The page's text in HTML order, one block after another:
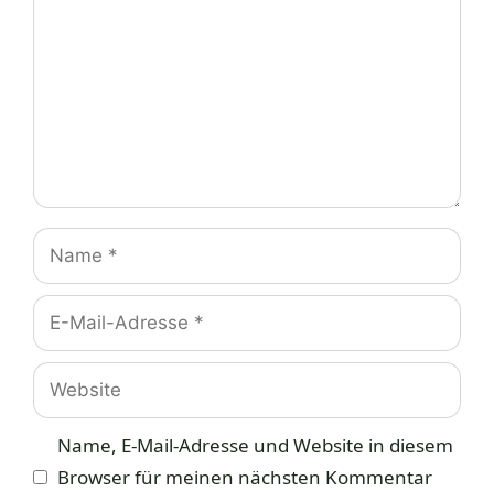
Name
E-
Mail-
Adresse
Website
Name, E-Mail-Adresse und Website in diesem
Browser für meinen nächsten Kommentar